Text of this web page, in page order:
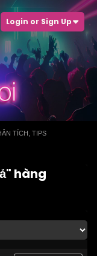
Login or Sign Up
TÍCH, TIPS
hàng